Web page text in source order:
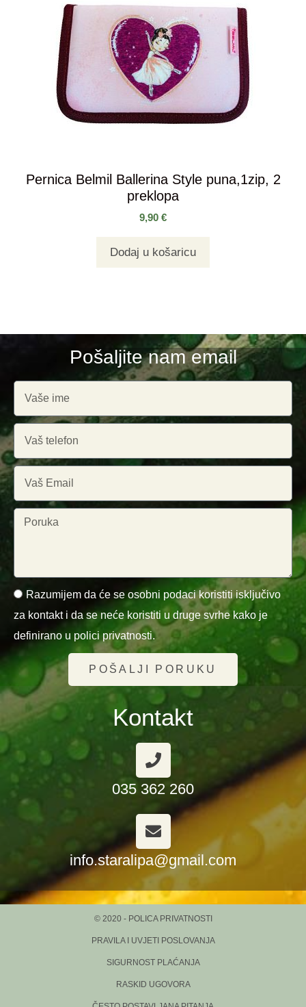
Pernica Belmil Ballerina Style puna,1zip, 2
preklopa
9,90 €
Dodaj u košaricu
Pošaljite nam email
Razumijem da će se osobni podaci koristiti isključivo
za kontakt i da se neće koristiti u druge svrhe kako je
definirano u polici privatnosti.
POŠALJI PORUKU
Kontakt
035 362 260
info.staralipa@gmail.com
© 2020 - POLICA PRIVATNOSTI
PRAVILA I UVJETI POSLOVANJA
SIGURNOST PLAĆANJA
RASKID UGOVORA